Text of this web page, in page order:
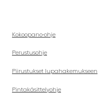
Kokoopano-ohje
Perustusohje
Piirustukset lupahakemukseen
Pintakäsittelyohje